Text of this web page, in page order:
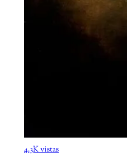
4.3K vistas